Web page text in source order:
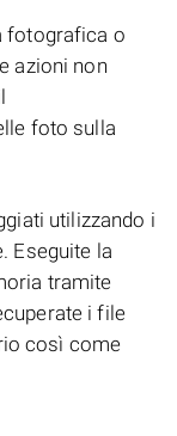
fotografica o
azioni non
foto sulla
utilizzando i
Eseguite la
tramite
i file
così come